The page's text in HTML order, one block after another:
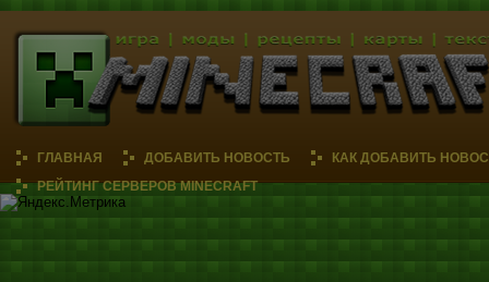
ГЛАВНАЯ ДОБАВИТЬ НОВОСТЬ
КАК ДОБАВИТЬ
РЕЙТИНГ СЕРВЕРОВ MINECRAFT